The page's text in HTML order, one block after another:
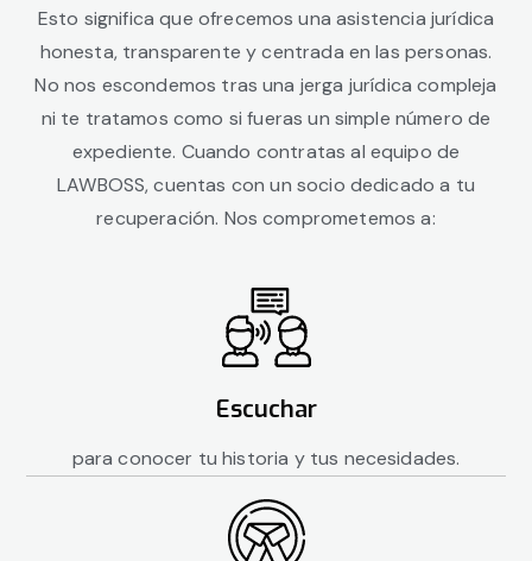
Esto significa que ofrecemos una asistencia jurídica
honesta, transparente y centrada en las personas.
No nos escondemos tras una jerga jurídica compleja
ni te tratamos como si fueras un simple número de
expediente. Cuando contratas al equipo de
LAWBOSS, cuentas con un socio dedicado a tu
recuperación. Nos comprometemos a:
Escuchar
para conocer tu historia y tus necesidades.